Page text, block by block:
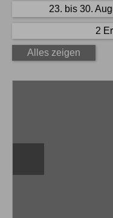
23. bis 30.
2
Alles zeigen